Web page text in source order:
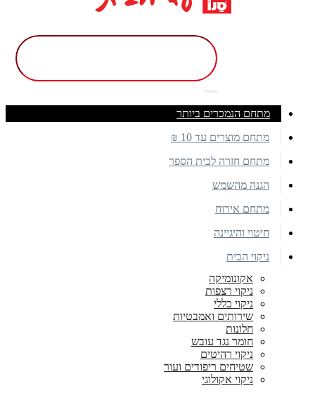
מתחם הנמכרים ביותר
מתחם מוצרים עד 10 ₪
מתחם חזרה לבית הספר
הגנה מהשמש
מתחם אירוח
חיטוי והיגיינה
ניקוי הבית
אקונומיקה
ניקוי רצפות
ניקוי כללי
שירותים ואמבטיות
חלונות
חומר נגד עובש
ניקוי רהיטים
שטיחים ריפודים ועור
ניקוי אקולוגי